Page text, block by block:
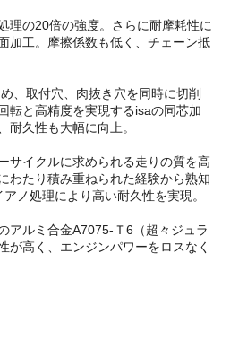
理の20倍の強度。さらに耐摩耗性に
加工。摩擦係数も低く、チェーン抵
、取付穴、肉抜き穴を同時に切削
転と高精度を実現するisaの同芯加
耐久性も大幅に向上。
サイクルに求められる走りの質を高
わたり積み重ねられた経験から熟知
ノ処理により高い耐久性を実現。
アルミ合金A7075-Ｔ6（超々ジュラ
が高く、エンジンパワーをロスなく